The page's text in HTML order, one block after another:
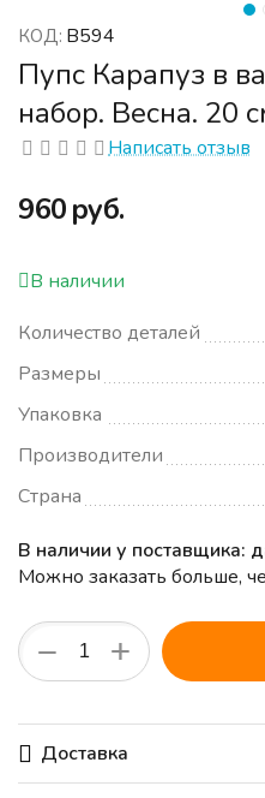
КОД: В594
Пупс Карапуз в
набор. Весна. 20
Написать отзыв
‍960‍руб.
В наличии
Количество деталей
Размеры
Упаковка
Производители
Страна
В наличии у поставщика:
Можно заказать больше,
+
−
Доставка